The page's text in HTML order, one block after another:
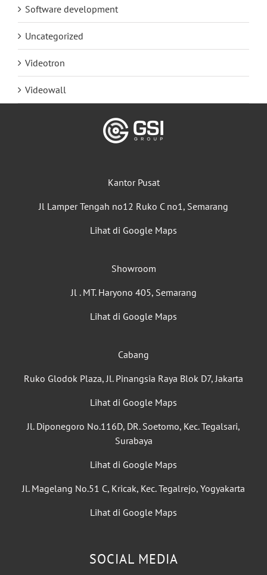
Software development
Uncategorized
Videotron
Videowall
Kantor Pusat
Jl Lamper Tengah no12 Ruko C no1, Semarang
Lihat di Google Maps
Showroom
Jl . MT. Haryono 405, Semarang
Lihat di Google Maps
Cabang
Ruko Glodok Plaza, Jl. Pinangsia Raya Blok D7, Jakarta
Lihat di Google Maps
Jl. Diponegoro No.116D, DR. Soetomo, Kec. Tegalsari,
Surabaya
Lihat di Google Maps
Jl. Magelang No.51 C, Kricak, Kec. Tegalrejo, Yogyakarta
Lihat di Google Maps
SOCIAL MEDIA